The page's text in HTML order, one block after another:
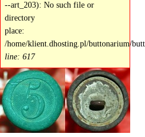
--art_203): No such file or
directory
place:
/home/klient.dhosting.pl/buttonarium/
line: 617